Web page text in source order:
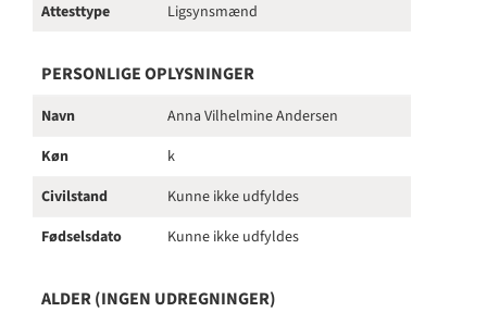
Attesttype Ligsynsmænd
PERSONLIGE OPLYSNINGER
Navn
Anna Vilhelmine Andersen
Køn
k
Civilstand
Kunne ikke udfyldes
Fødselsdato
Kunne ikke udfyldes
ALDER (INGEN UDREGNINGER)